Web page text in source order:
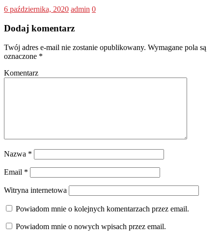
6 października, 2020 admin 0
Dodaj komentarz
Twój adres e-mail nie zostanie opublikowany. Wymagane pola są
oznaczone *
Komentarz
Nazwa *
Email *
Witryna internetowa
Powiadom mnie o kolejnych komentarzach przez email.
Powiadom mnie o nowych wpisach przez email.